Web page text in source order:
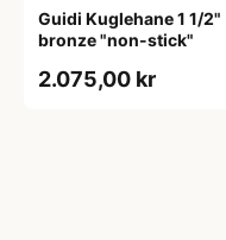
Guidi Kuglehane 1 1/2"
bronze "non-stick"
2.075,00 kr